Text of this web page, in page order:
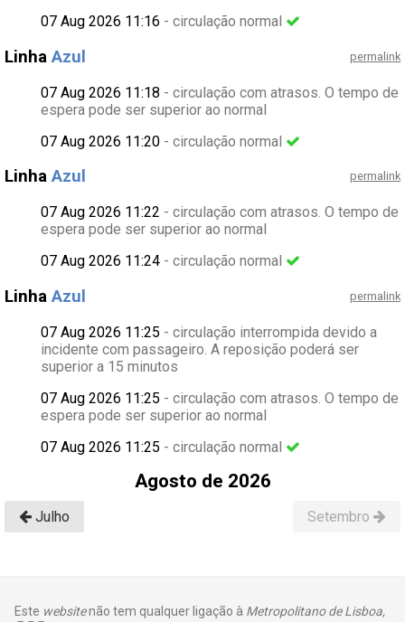
07 Aug 2026 11:16 - circulação normal
permalink
LinhaAzul
07 Aug 2026 11:18 - circulação com atrasos. O tempo de
espera pode ser superior ao normal
07 Aug 2026 11:20 - circulação normal
permalink
LinhaAzul
07 Aug 2026 11:22 - circulação com atrasos. O tempo de
espera pode ser superior ao normal
07 Aug 2026 11:24 - circulação normal
permalink
LinhaAzul
07 Aug 2026 11:25 - circulação interrompida devido a
incidente com passageiro. A reposição poderá ser
superior a 15 minutos
07 Aug 2026 11:25 - circulação com atrasos. O tempo de
espera pode ser superior ao normal
07 Aug 2026 11:25 - circulação normal
Agosto de 2026
Julho Setembro
Este websitenão tem qualquer ligação à Metropolitano de Lisboa,